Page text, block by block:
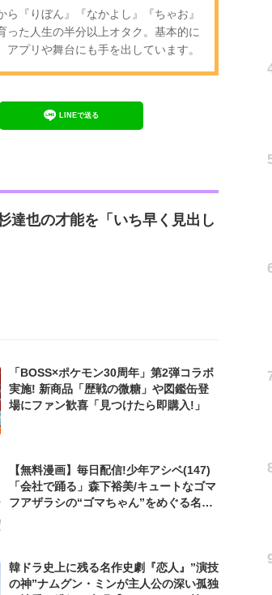
『りぼん』『なかよし』『ちゃお』
った人生の半分以上オタク。基本的に
プリや舞台にも手を出しています。
LINEで送る
達也の才能を「いち早く見出し
「BOSS×ポケモン30周年」第2弾コラボ
実施! 新商品「歴戦の微糖」や図鑑缶登
場にファン歓喜「見つけたら即購入!」
【無料漫画】毎日配信!少年アシベ(147)
「会社で踊る」森下裕美/キュートなゴマ
フアザラシの“ゴマちゃん”をめぐる名作
韓ドラ史上に残る名作史劇『恋人』”演技
の神”ナムグン・ミンが主人公の深い孤独